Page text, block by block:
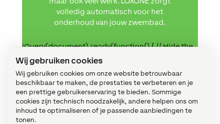
Wij gebruiken cookies
Wij gebruiken cookies om onze website betrouwbaar
beschikbaar te maken, de prestaties te verbeteren en je
een prettige gebruikerservaring te bieden. Sommige
cookies zijn technisch noodzakelijk, andere helpen ons om
inhoud te optimaliseren of je passende aanbiedingen te
tonen.
volledig automatisch voor het
onderhoud van jouw zwembad.
jQuery(document).ready(function() { // Hide the
jQuery('.nh_button_mobile').click(function(e){
e.preventDefault();
jQuery("#moremobile").slideToggle();
jQuery(this).toggleClass('opened closed');
jQuery(this).html(jQuery(this).html() == 'Weniger
Funktionen' ? 'Mehr Funktionen' : 'Weniger
Funktionen'); }); });